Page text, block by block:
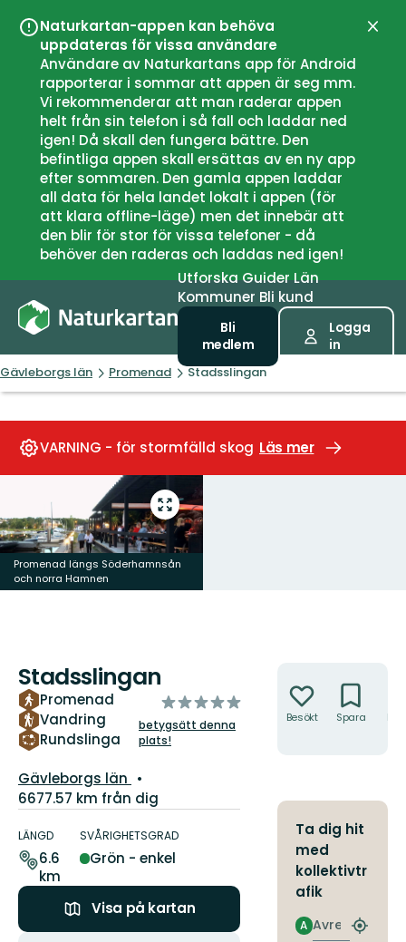
Naturkartan-appen kan behöva
uppdateras för vissa användare
Användare av Naturkartans app för Android
rapporterar i sommar att appen är seg mm.
Vi rekommenderar att man raderar appen
helt från sin telefon i så fall och laddar ned
igen! Då skall den fungera bättre. Den
befintliga appen skall ersättas av en ny app
efter sommaren. Den gamla appen laddar
all data för hela landet lokalt i appen (för
att klara offline-läge) men det innebär att
den blir för stor för vissa telefoner - då
behöver den raderas och laddas ned igen!
UtforskaGuiderLän
Kommuner Bli kund
Bli
medlem
Logga
in
Gävleborgs län Promenad Stadsslingan
VARNING - för stormfälld skog Läs mer
Gå
till
helskärmsläge
Promenad längs Söderhamnsån
och norra Hamnen
Stadsslingan
Promenad
Vandring
Rundslinga
av
5
stjärnor
betygsätt denna
plats!
Län:
Gävleborgs län
6677.57 km från dig
Information
om
leden
LÄNGD
6.6
km
SVÅRIGHETSGRAD
Grön - enkel
Visa på kartan
Besökt Spara
Ta dig hit
med
kollektivtr
afik
Avresa
A
Hitta